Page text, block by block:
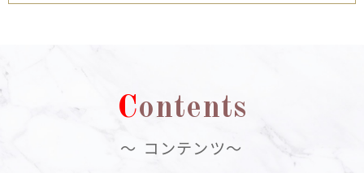
Contents
～ コンテンツ～